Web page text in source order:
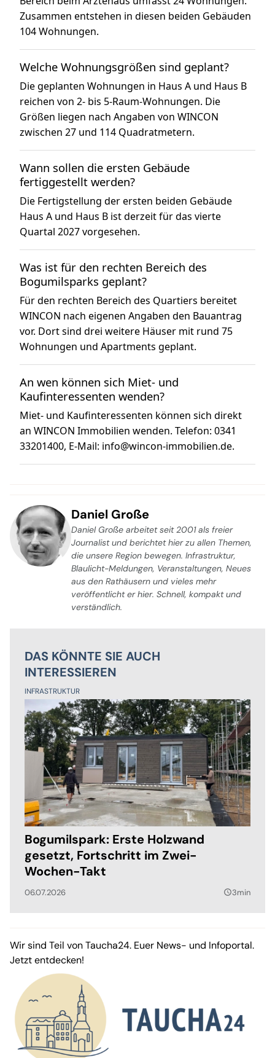
Zusammen entstehen in diesen beiden Gebäuden
104 Wohnungen.
Welche Wohnungsgrößen sind geplant?
Die geplanten Wohnungen in Haus A und Haus B
reichen von 2- bis 5-Raum-Wohnungen. Die
Größen liegen nach Angaben von WINCON
zwischen 27 und 114 Quadratmetern.
Wann sollen die ersten Gebäude
fertiggestellt werden?
Die Fertigstellung der ersten beiden Gebäude
Haus A und Haus B ist derzeit für das vierte
Quartal 2027 vorgesehen.
Was ist für den rechten Bereich des
Bogumilsparks geplant?
Für den rechten Bereich des Quartiers bereitet
WINCON nach eigenen Angaben den Bauantrag
vor. Dort sind drei weitere Häuser mit rund 75
Wohnungen und Apartments geplant.
An wen können sich Miet- und
Kaufinteressenten wenden?
Miet- und Kaufinteressenten können sich direkt
an WINCON Immobilien wenden. Telefon: 0341
33201400, E-Mail: info@wincon-immobilien.de.
Daniel Große
Daniel Große arbeitet seit 2001 als freier
Journalist und berichtet hier zu allen Themen,
die unsere Region bewegen. Infrastruktur,
Blaulicht-Meldungen, Veranstaltungen, Neues
aus den Rathäusern und vieles mehr
veröffentlicht er hier. Schnell, kompakt und
verständlich.
DAS KÖNNTE SIE AUCH
INTERESSIEREN
INFRASTRUKTUR
Bogumilspark: Erste Holzwand
gesetzt, Fortschritt im Zwei-
Wochen-Takt
06.07.2026 query_builder3min
Wir sind Teil von Taucha24. Euer News- und Infoportal.
Jetzt entdecken!